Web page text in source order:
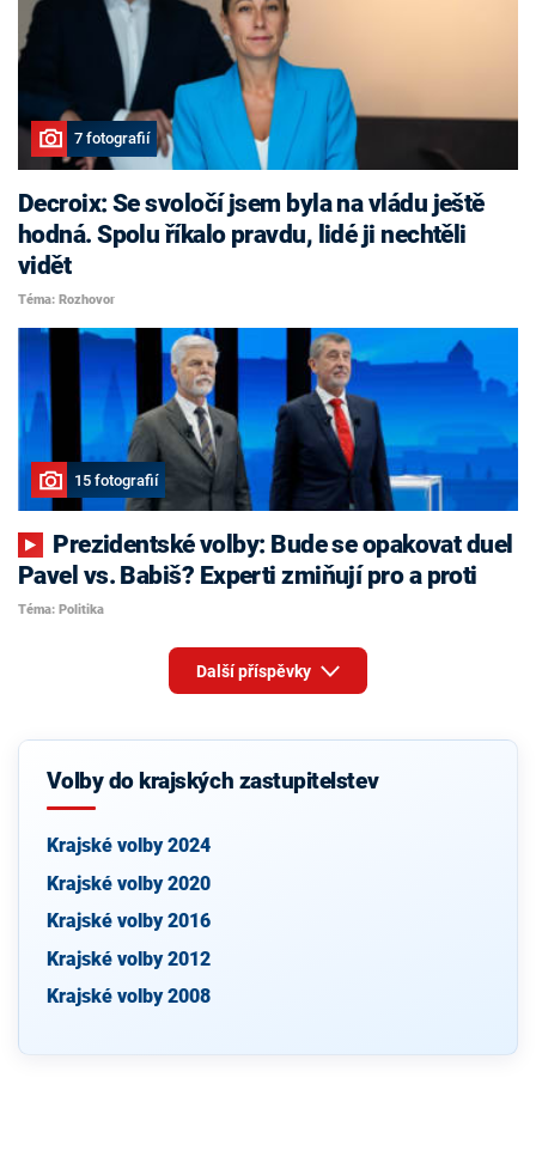
7 fotografií
Decroix: Se svoločí jsem byla na vládu ještě
hodná. Spolu říkalo pravdu, lidé ji nechtěli
vidět
Téma: Rozhovor
15 fotografií
Pavel vs. Babiš? Experti zmiňují pro a proti
Téma: Politika
Další příspěvky
Volby do krajských zastupitelstev
Krajské volby 2024
Krajské volby 2020
Krajské volby 2016
Krajské volby 2012
Krajské volby 2008